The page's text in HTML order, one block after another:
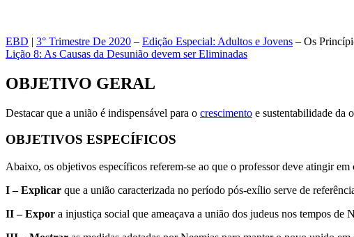
EBD | 3° Trimestre De 2020 – Edição Especial: Adultos e Jovens – Os
Lição 8: As Causas da Desunião devem ser Eliminadas
OBJETIVO GERAL
Destacar que a união é indispensável para o crescimento e sustentabilidade da
OBJETIVOS ESPECÍFICOS
Abaixo, os objetivos específicos referem-se ao que o professor deve atingir
I – Explicar que a união caracterizada no período pós-exílio serve de
II – Expor a injustiça social que ameaçava a união dos judeus nos tempos de